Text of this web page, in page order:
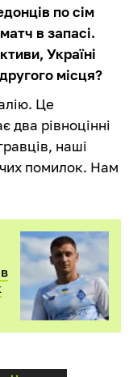
по сім
в запасі.
Україні
місця?
Це
два рівноцінні
наші
помилок. Нам